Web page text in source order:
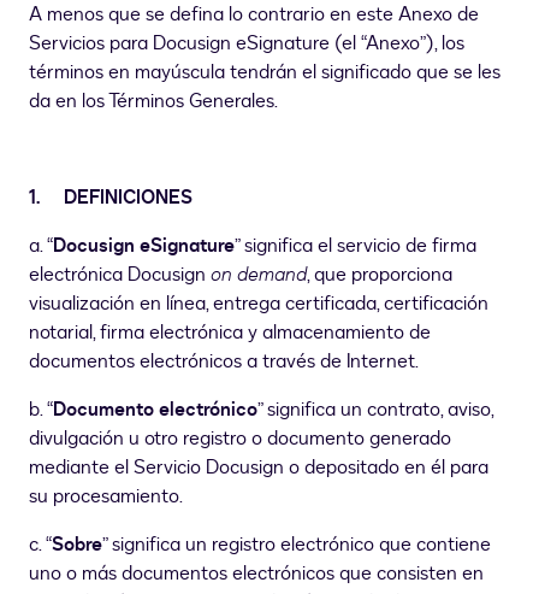
A menos que se defina lo contrario en este Anexo de
Servicios para Docusign eSignature (el “Anexo”), los
términos en mayúscula tendrán el significado que se les
da en los Términos Generales.
1.
DEFINICIONES
a. “Docusign eSignature” significa el servicio de firma
electrónica Docusign on demand, que proporciona
visualización en línea, entrega certificada, certificación
notarial, firma electrónica y almacenamiento de
documentos electrónicos a través de Internet.
b. “Documento electrónico” significa un contrato, aviso,
divulgación u otro registro o documento generado
mediante el Servicio Docusign o depositado en él para
su procesamiento.
c. “Sobre” significa un registro electrónico que contiene
uno o más documentos electrónicos que consisten en